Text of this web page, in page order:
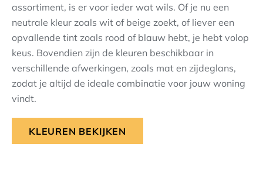
assortiment, is er voor ieder wat wils. Of je nu een
neutrale kleur zoals wit of beige zoekt, of liever een
opvallende tint zoals rood of blauw hebt, je hebt volop
keus. Bovendien zijn de kleuren beschikbaar in
verschillende afwerkingen, zoals mat en zijdeglans,
zodat je altijd de ideale combinatie voor jouw woning
vindt.
KLEUREN BEKIJKEN